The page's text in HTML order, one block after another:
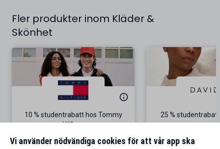
Fler produkter inom Kläder &
Skönhet
10 % studentrabatt hos Tommy
Hilfiger
Gäller på ordinarie pris
25 %
Vi använder nödvändiga cookies för att vår app ska